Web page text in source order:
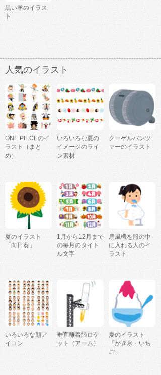
黒い羊のイラス
ト
人気のイラスト
ONE PIECEのイ
ラスト（まと
め）
いろいろな夏の
イメージのライ
ン素材
クーゲルパンツ
ァーのイラスト
夏のイラスト
「向日葵」
1月から12月まで
の毎月のタイト
ル文字
扇風機を服の中
に入れる人のイ
ラスト
いろいろな顔ア
イコン
垂直離着陸ロケ
ット（アーム）
夏のイラスト
「かき氷・いち
ご」